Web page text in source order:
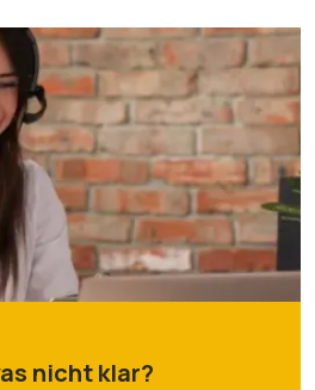
nicht klar?